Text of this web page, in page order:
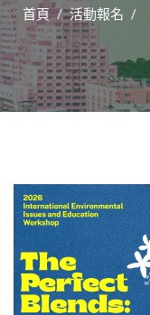
首頁 / 活動報名 /